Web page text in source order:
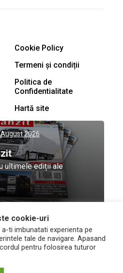
Cookie Policy
Termeni și condiții
Politica de
Confidentialitate
Hartă site
2026
ultimele ediții ale
Design by
and development byNeo
Vision Technologies
cookie-uri
ti imbunatati experienta pe
tale de navigare. Apasand
pentru folosirea tuturor